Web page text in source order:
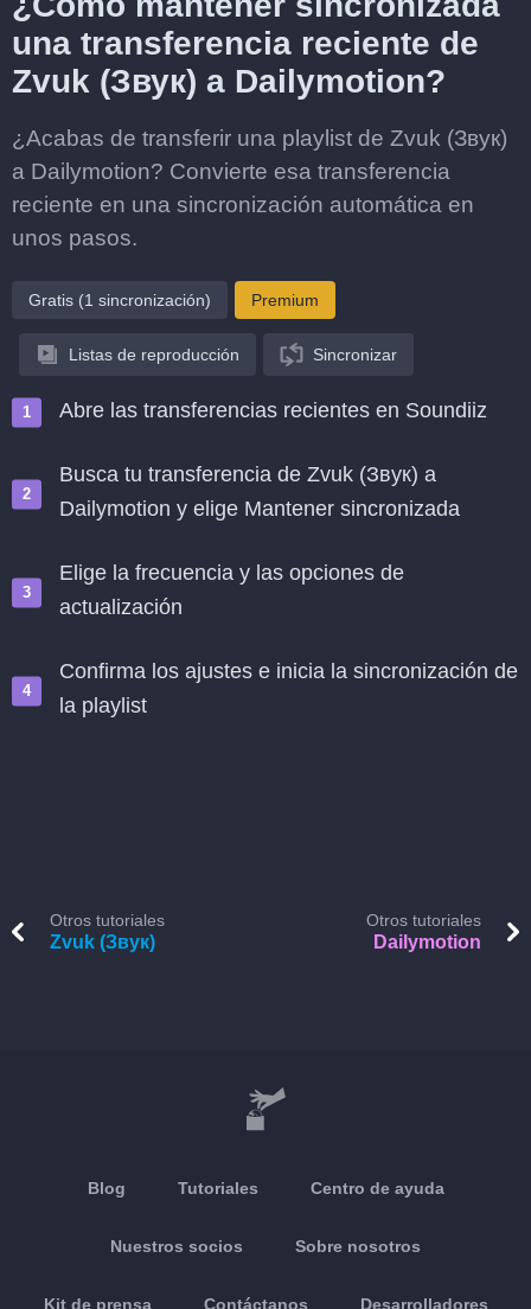
una transferencia reciente de
Zvuk (Звук) a Dailymotion?
¿Acabas de transferir una playlist de Zvuk (Звук)
a Dailymotion? Convierte esa transferencia
reciente en una sincronización automática en
unos pasos.
Gratis (1 sincronización) Premium
Listas de reproducción Sincronizar
Abre las transferencias recientes en Soundiiz
Busca tu transferencia de Zvuk (Звук) a
Dailymotion y elige Mantener sincronizada
Elige la frecuencia y las opciones de
actualización
Confirma los ajustes e inicia la sincronización de
la playlist
Otros tutoriales
Zvuk (Звук)
Otros tutoriales
Dailymotion
Blog Tutoriales Centro de ayuda
Nuestros socios Sobre nosotros
Kit de prensa Contáctanos Desarrolladores